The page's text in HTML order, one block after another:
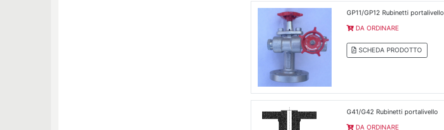
GP11/GP12 Rubinetti portalivello
DA ORDINARE
SCHEDA PRODOTTO
G41/G42 Rubinetti portalivello
DA ORDINARE